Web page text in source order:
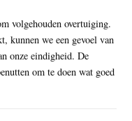
volgehouden overtuiging.
kunnen we een gevoel van
onze eindigheid. De
om te doen wat goed